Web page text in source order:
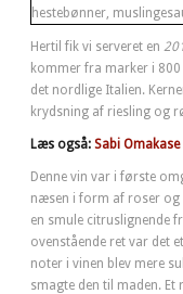
Hertil fik vi serveret en
kommer fra marker i
det nordlige Italien.
krydsning af riesling og
Læs også: Sabi
Denne vin var i første
næsen i form af roser og
en smule citruslignende
ovenstående ret var det
noter i vinen blev mere
smagte den til maden.